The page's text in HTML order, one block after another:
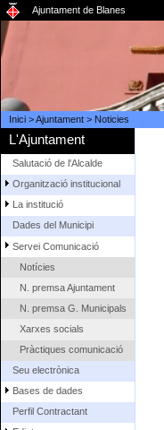
Ajuntament de Blanes
Inici>Ajuntament> Noticies
L'Ajuntament
Salutació de l'Alcalde
Organització institucional
La institució
Dades del Municipi
Servei Comunicació
Notícies
N. premsa Ajuntament
N. premsa G. Municipals
Xarxes socials
Pràctiques comunicació
Seu electrònica
Bases de dades
Perfil Contractant